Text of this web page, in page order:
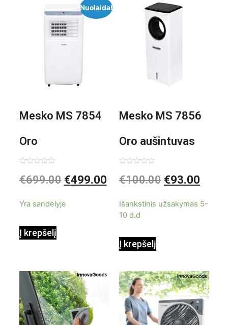
Nuolaida!
Mesko MS 7854
Oro
kondicionierius
0
iš
€699.00 €499.00
Yra sandėlyje
Į krepšelį
Mesko MS 7856
Oro aušintuvas
be ašmenų 3in1
0
iš
€100.00 €93.00
Išankstinis užsakymas 5-
10 d.d
Į krepšelį